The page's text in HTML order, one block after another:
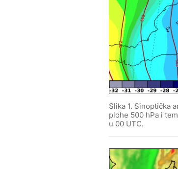
Slika 1. Sinoptička
plohe 500 hPa i
u 00 UTC.